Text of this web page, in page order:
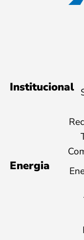
Institucional
Energia